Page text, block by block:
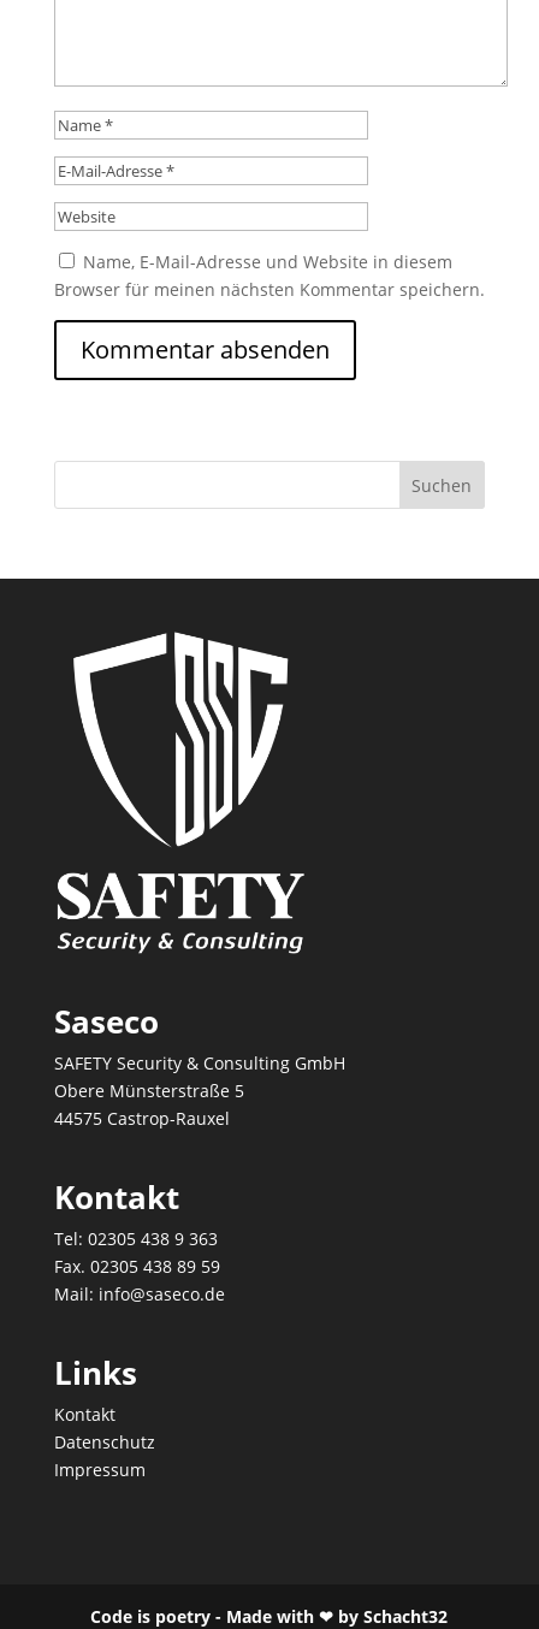
Name, E-Mail-Adresse und Website in diesem
Browser für meinen nächsten Kommentar speichern.
Suchen
Saseco
SAFETY Security & Consulting GmbH
Obere Münsterstraße 5
44575 Castrop-Rauxel
Kontakt
Tel: 02305 438 9 363
Fax. 02305 438 89 59
Mail: info@saseco.de
Links
Kontakt
Datenschutz
Impressum
Code is poetry - Made with ❤ by Schacht32